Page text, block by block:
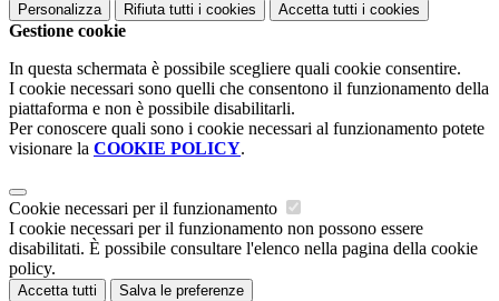
Personalizza Rifiuta tutti i cookies Accetta tutti i cookies
Gestione cookie
In questa schermata è possibile scegliere quali cookie consentire.
I cookie necessari sono quelli che consentono il funzionamento della
piattaforma e non è possibile disabilitarli.
Per conoscere quali sono i cookie necessari al funzionamento potete
visionare la COOKIE POLICY.
Cookie necessari per il funzionamento
I cookie necessari per il funzionamento non possono essere
disabilitati. È possibile consultare l'elenco nella pagina della cookie
policy.
Accetta tutti Salva le preferenze